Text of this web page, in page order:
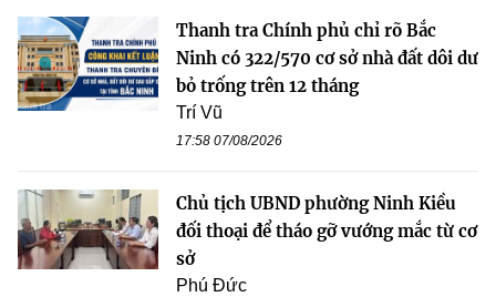
Thanh tra Chính phủ chỉ rõ Bắc
Ninh có 322/570 cơ sở nhà đất dôi dư
bỏ trống trên 12 tháng
Trí Vũ
17:58 07/08/2026
Chủ tịch UBND phường Ninh Kiều
đối thoại để tháo gỡ vướng mắc từ cơ
sở
Phú Đức